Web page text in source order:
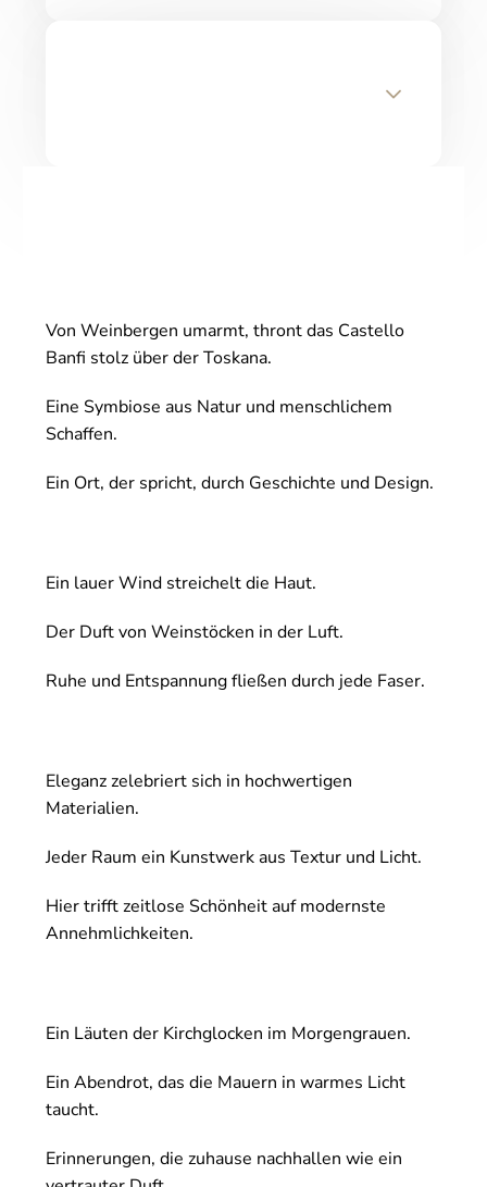
Von Weinbergen umarmt, thront das Castello
Banfi stolz über der Toskana.
Eine Symbiose aus Natur und menschlichem
Schaffen.
Ein Ort, der spricht, durch Geschichte und Design.
Ein lauer Wind streichelt die Haut.
Der Duft von Weinstöcken in der Luft.
Ruhe und Entspannung fließen durch jede Faser.
Eleganz zelebriert sich in hochwertigen
Materialien.
Jeder Raum ein Kunstwerk aus Textur und Licht.
Hier trifft zeitlose Schönheit auf modernste
Annehmlichkeiten.
Ein Läuten der Kirchglocken im Morgengrauen.
Ein Abendrot, das die Mauern in warmes Licht
taucht.
Erinnerungen, die zuhause nachhallen wie ein